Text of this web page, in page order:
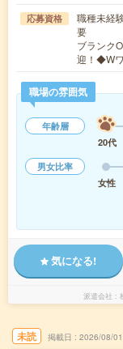
応募資格
職種未経
要
ブランク
迎！◆W
職場の雰囲気
年齢層
20代
男女比率
女性
気になる!
派遣会社
未読 掲載日 2026/08/01